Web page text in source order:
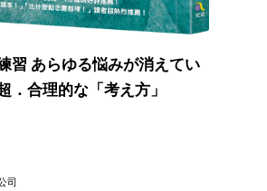
習 あらゆる悩みが消えてい
．合理的な「考え方」
司